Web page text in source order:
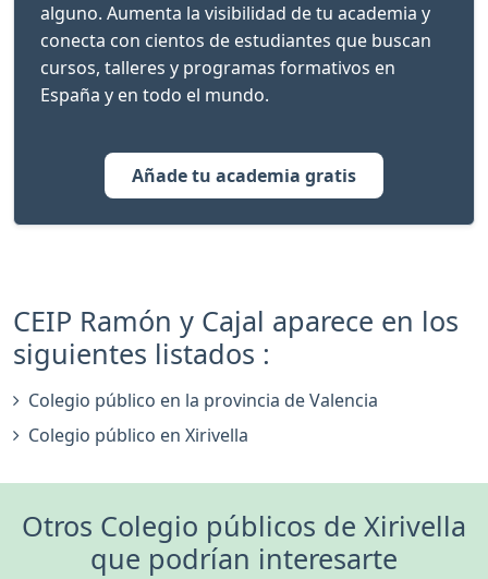
alguno. Aumenta la visibilidad de tu academia y
conecta con cientos de estudiantes que buscan
cursos, talleres y programas formativos en
España y en todo el mundo.
Añade tu academia gratis
CEIP Ramón y Cajal aparece en los
siguientes listados :
Colegio público en la provincia de Valencia
Colegio público en Xirivella
Otros Colegio públicos de Xirivella
que podrían interesarte